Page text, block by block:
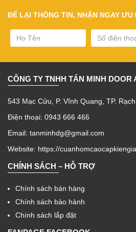
ĐỂ LẠI THÔNG TIN, NHẬN NGAY ƯU
CÔNG TY TNHH TẤN MINH DOOR
543 Mạc Cửu, P. Vĩnh Quang, TP.
Điện thoại: 0943 666 466
Email: tanminhdg@gmail.com
Website: https://
CHÍNH SÁCH – HỖ TRỢ
Chính sách bán hàng
Chính sách bảo hành
Chính sách lắp đặt